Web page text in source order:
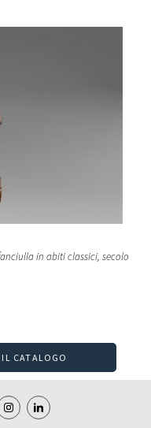
in abiti classici, secolo
CATALOGO